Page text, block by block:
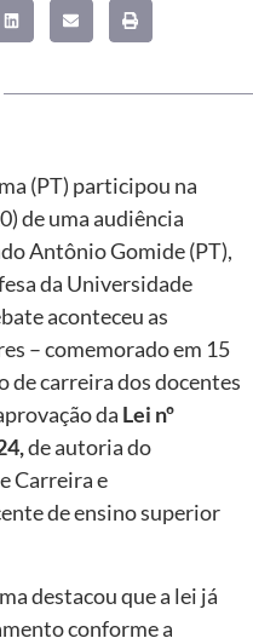
(PT) participou na
de uma audiência
Antônio Gomide (PT),
da Universidade
aconteceu as
– comemorado em 15
de carreira dos docentes
da Lei nº
de autoria do
Carreira e
de ensino superior
destacou que a lei já
conforme a